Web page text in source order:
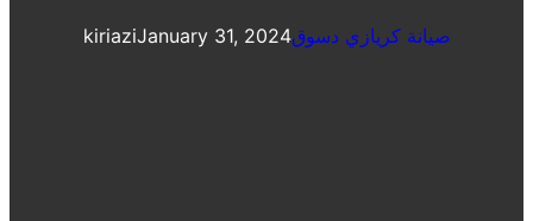
kiriaziJanuary 31, 2024صيانة كريازي دسوق